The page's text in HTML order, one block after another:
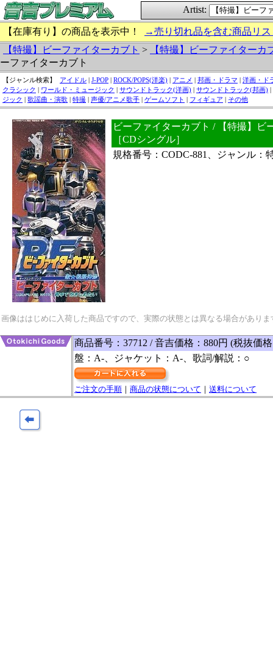
Artist:
【在庫有り】の商品を表示中！
→売り切れ品を含む商品リ
【特撮】ビーファイターカブト >
【特撮】ビーファイターカ
ーファイターカブト
【ジャンル検索】 アイドル | J-POP | ROCK/POPS(洋楽) | アニメ | 邦画・ドラマ | 洋画・ド
クラシック | ワールド・ミュージック | サウンドトラック(洋画) | サウンドトラック(邦画) |
ジック | 歌謡曲・演歌 | 特撮 | 声優/アニメ歌手 | ゲームソフト | フィギュア | その他
ビーファイターカブト / 【特撮】ビ
［CDシングル］
規格番号：CODC-881、ジャンル：
画像ははじめに入荷した商品ですので、実際の状態とは異なる場合があり
商品番号：37712 / 音吉価格：880円 (税抜価
盤：A-、ジャケット：A-、歌詞/解説：○
ご注文の手順 ｜ 商品の状態について ｜ 送料について